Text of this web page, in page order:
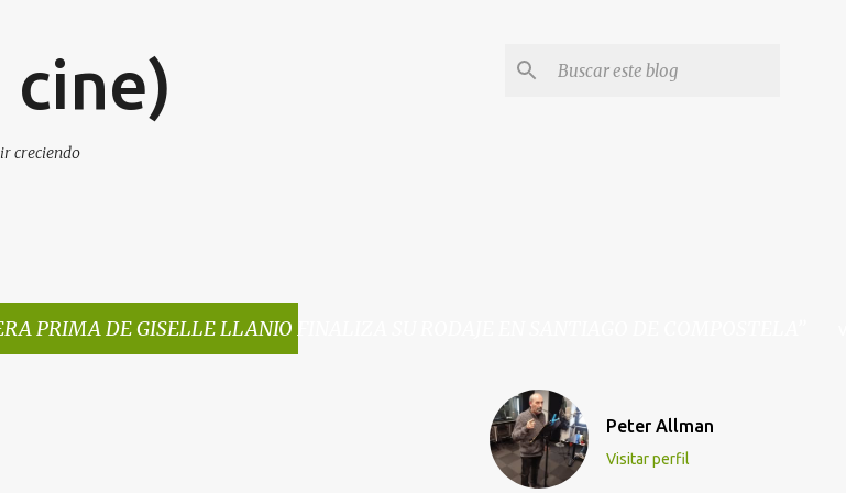
cine)
creciendo
PRIMA DE GISELLE LLANIO FINALIZA SU RODAJE EN SANTIAGO DE COMPOSTELA
Peter Allman
Visitar perfil